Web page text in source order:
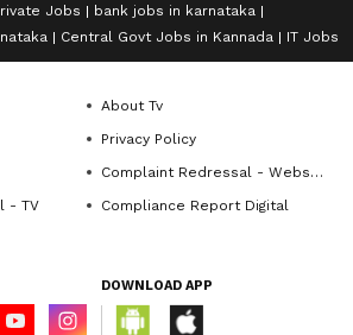
Jobs
bank jobs in karnataka
Central Govt Jobs in Kannada IT Jobs
About Tv
Privacy Policy
Complaint Redressal - Website
- TV
Compliance Report Digital
DOWNLOAD APP